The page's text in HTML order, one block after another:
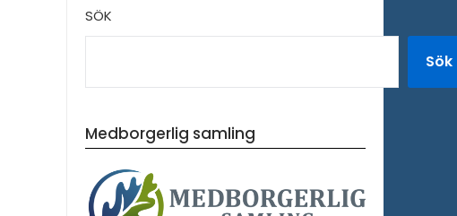
SÖK
Sök
Medborgerlig samling